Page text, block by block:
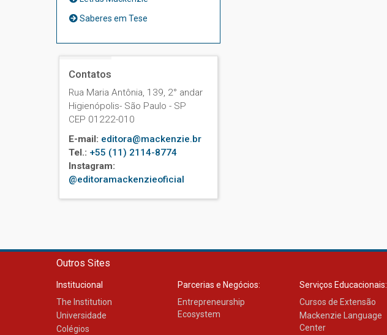
Saberes em Tese
Contatos
Rua Maria Antônia, 139, 2° andar
Higienópolis- São Paulo - SP
CEP 01222-010
E-mail: editora@mackenzie.br
Tel.: +55 (11) 2114-8774
Instagram:
@editoramackenzieoficial
Outros Sites
Institucional
The Institution
Universidade
Colégios
Parcerias e Negócios:
Entrepreneurship
Ecosystem
Serviços Educacionais:
Cursos de Extensão
Mackenzie Language
Center